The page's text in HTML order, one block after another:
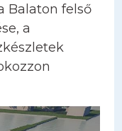
Balaton felső
a